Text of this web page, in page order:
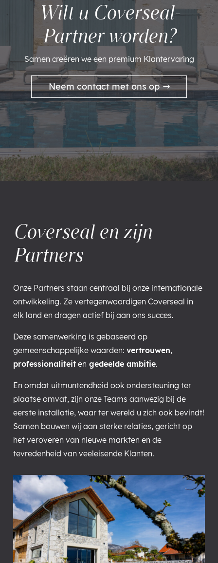
Wilt u Coverseal-
Partner worden?
Samen creëren we een premium Klantervaring
Neem contact met ons op
Coverseal en zijn
Partners
Onze Partners staan centraal bij onze internationale
ontwikkeling. Ze vertegenwoordigen Coverseal in
elk land en dragen actief bij aan ons succes.
Deze samenwerking is gebaseerd op
gemeenschappelijke waarden: vertrouwen,
professionaliteiten gedeelde ambitie.
En omdat uitmuntendheid ook ondersteuning ter
plaatse omvat, zijn onze Teams aanwezig bij de
eerste installatie, waar ter wereld u zich ook bevindt!
Samen bouwen wij aan sterke relaties, gericht op
het veroveren van nieuwe markten en de
tevredenheid van veeleisende Klanten.